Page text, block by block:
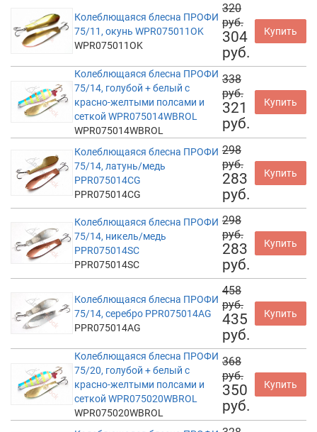
Колеблющаяся блесна ПРОФИ
75/11, окунь WPR075011OK
WPR075011OK
320
руб.
304
руб.
Купить
Колеблющаяся блесна ПРОФИ
75/14, голубой + белый с
красно-желтыми полсами и
сеткой WPR075014WBROL
WPR075014WBROL
338
руб.
321
руб.
Купить
Колеблющаяся блесна ПРОФИ
75/14, латунь/медь
PPR075014CG
PPR075014CG
298
руб.
283
руб.
Купить
Колеблющаяся блесна ПРОФИ
75/14, никель/медь
PPR075014SC
PPR075014SC
298
руб.
283
руб.
Купить
Колеблющаяся блесна ПРОФИ
75/14, серебро PPR075014AG
PPR075014AG
458
руб.
435
руб.
Купить
Колеблющаяся блесна ПРОФИ
75/20, голубой + белый с
красно-желтыми полсами и
сеткой WPR075020WBROL
WPR075020WBROL
368
руб.
350
руб.
Купить